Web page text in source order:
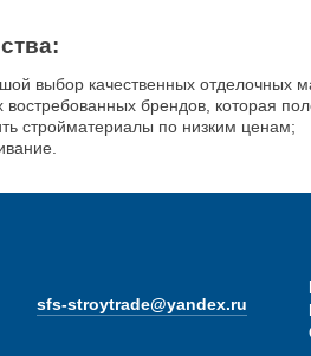
выбор качественных отделочных
брендов, которая
стройматериалы по низким ценам;
sfs-stroytrade@yandex.ru